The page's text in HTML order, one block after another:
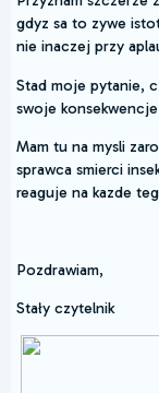
gdyz sa to zywe
nie inaczej przy
Stad moje pytanie,
swoje
Mam tu na mysli
sprawca smierci
reaguje na kazde
Pozdrawiam,
Stały czytelnik